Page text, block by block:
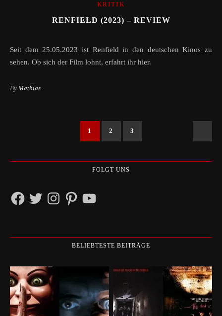
KRITIK
RENFIELD (2023) – REVIEW
Seit dem 25.05.2023 ist Renfield in den deutschen Kinos zu
sehen. Ob sich der Film lohnt, erfahrt ihr hier.
By Mathias
1 2 3
FOLGT UNS
FacebookTwitterInstagramPinterestYouTube
BELIEBTESTE BEITRÄGE